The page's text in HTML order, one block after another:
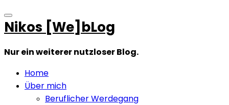
Nikos [We]bLog
Nur ein weiterer nutzloser Blog.
Home
Über mich
Beruflicher Werdegang